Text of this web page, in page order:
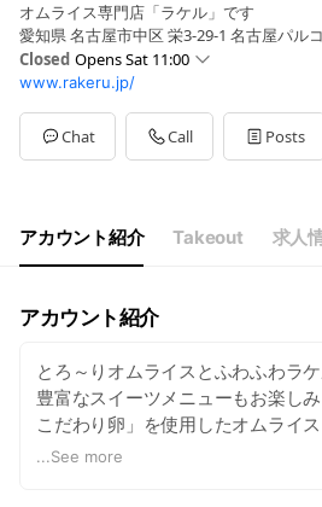
オムライス専門店「ラケル」です
愛知県 名古屋市中区 栄3-29-1 名古屋パ
Closed Opens Sat 11:00
Sun11:00 - 21:00
Mon11:00 - 21:00
Tue11:00 - 21:00
Wed11:00 - 21:00
11:00 - 21:00
（LO 20：00）
www.rakeru.jp/
Chat Call Posts
アカウント紹介 Takeout 求人
アカウント紹介
とろ～りオムライスとふわふわラ
豊富なスイーツメニューもお楽し
こだわり卵」を使用したオムライ
のラケルパンが人気のレストラン
...See more